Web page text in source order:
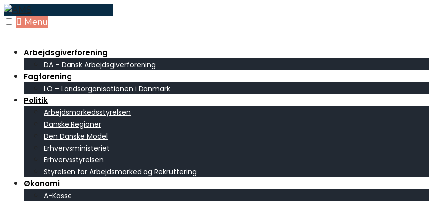
Skip
to
Menu
Arbejdsgiverforening
DA – Dansk Arbejdsgiverforening
Fagforening
LO – Landsorganisationen i Danmark
Politik
Arbejdsmarkedsstyrelsen
Danske Regioner
Den Danske Model
Erhvervsministeriet
Erhvervsstyrelsen
Styrelsen for Arbejdsmarked og Rekruttering
Økonomi
A-Kasse